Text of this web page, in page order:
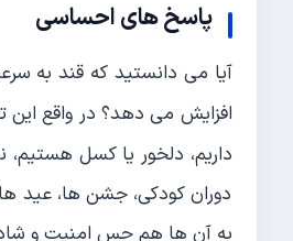
پاسخ های احساسی
آیا می دانستید که قند به
افزایش می دهد؟ در واقع
داریم، دلخور یا کسل هستیم،
دوران کودکی، جشن ها، عید
به آن ها هم حس امنیت و